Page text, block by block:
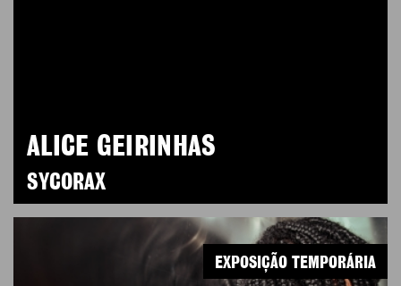
ALICE GEIRINHAS
SYCORAX
EXPOSIÇÃO TEMPORÁRIA